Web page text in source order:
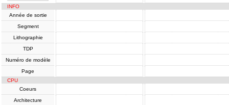
INFO
Année de sortie
Segment
Lithographie
TDP
Numéro de modèle
Page
CPU
Coeurs
Architecture